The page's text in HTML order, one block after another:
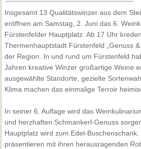
Insgesamt 13 Qualitätswinzer aus dem
eröffnen am Samstag, 2. Juni das 6.
Fürstenfelder Hauptplatz. Ab 17 Uhr
Thermenhauptstadt Fürstenfeld „Genuss
der Region. In und rund um Fürstenfeld
Jahren kreative Winzer großartige Weine
ausgewählte Standorte, gezielte
Klima machen das einmalige Terroir
In seiner 6. Auflage wird das
und herzhaften Schmankerl-Genuss
Hauptplatz wird zum Edel-Buschenschank.
präsentieren mit ihren herausragenden